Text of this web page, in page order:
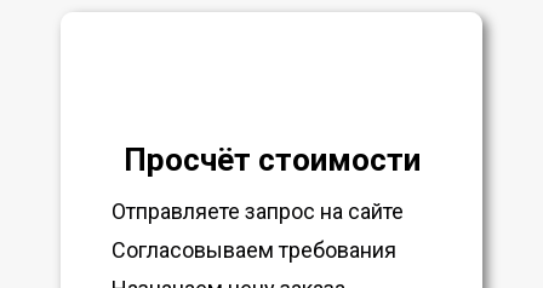
Просчёт стоимости
Отправляете запрос на сайте
Согласовываем требования